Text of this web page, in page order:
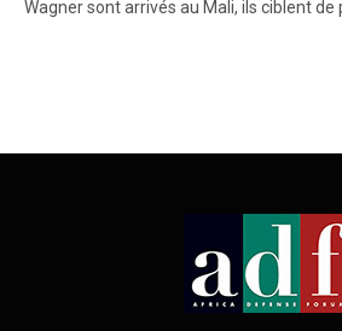
Wagner sont arrivés au Mali, ils ciblent de